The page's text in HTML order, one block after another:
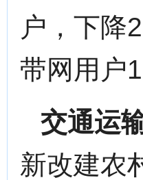
户，下降
带网用户
交通运
新改建农